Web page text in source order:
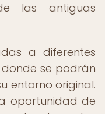
las antiguas
a diferentes
se podrán
entorno original.
oportunidad de